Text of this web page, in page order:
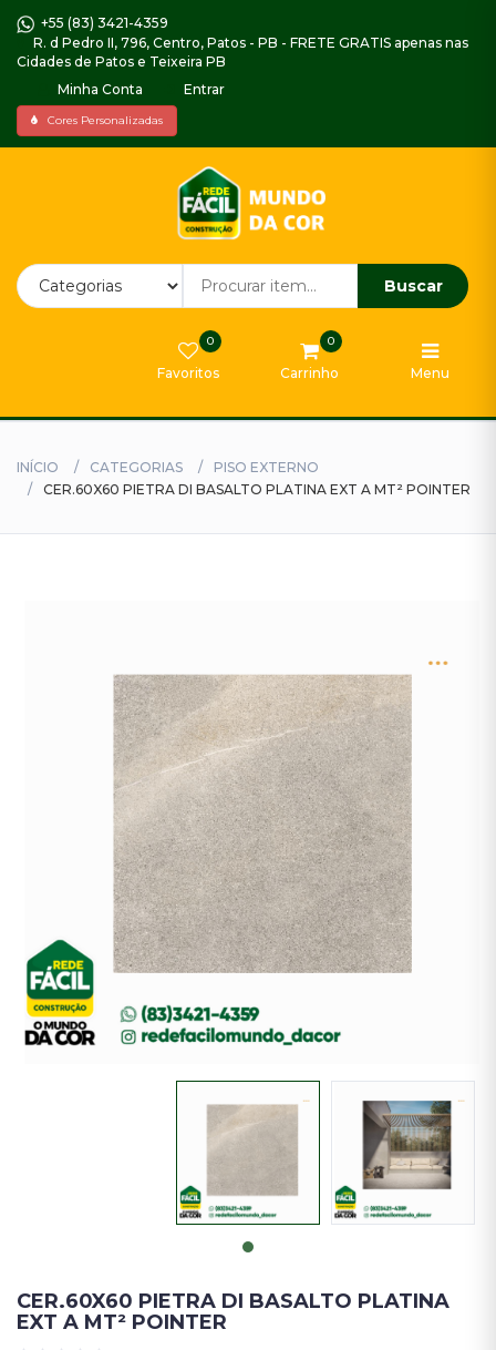
+55 (83) 3421-4359
R. d Pedro II, 796, Centro, Patos - PB - FRETE GRATIS apenas nas
Cidades de Patos e Teixeira PB
Minha Conta
Entrar
Cores Personalizadas
Buscar
Favoritos
0
Carrinho
0
Menu
Home
Piso
Impermeabilizantes,
e
Selador
Tintas
Externa
Tintas
INÍCIO CATEGORIAS
PISO EXTERNO
CER.60X60 PIETRA DI BASALTO PLATINA EXT A MT² POINTER
CER.60X60 PIETRA DI BASALTO PLATINA
EXT A MT² POINTER